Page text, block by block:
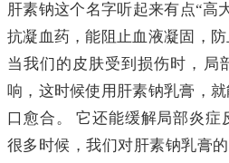
肝素钠这个名字听起来有点“高
抗凝血药，能阻止血液凝固，
当我们的皮肤受到损伤时，局
响，这时候使用肝素钠乳膏，
口愈合。 它还能缓解局部炎症
很多时候，我们对肝素钠乳膏